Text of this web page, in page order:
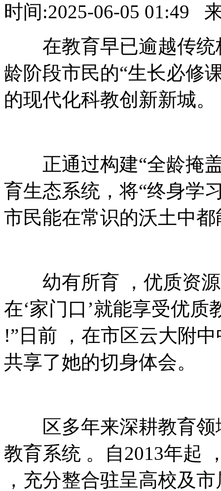
时间:2025-06-05 01:49
在教育早已逾越传统校
龄阶段市民的“生长必修
的现代化科教创新新城。
正通过构建“全龄掩盖
育生态系统，将“终身
市民能在常识的沃土中都
幼有所育 ，优质资源全
在‘家门口’就能享受优质教
!”日前 ，在市区云大
共享了她的切身体会。
区多年来深耕教育领域
教育系统 。自2013年起
，充分整合驻呈高校及市